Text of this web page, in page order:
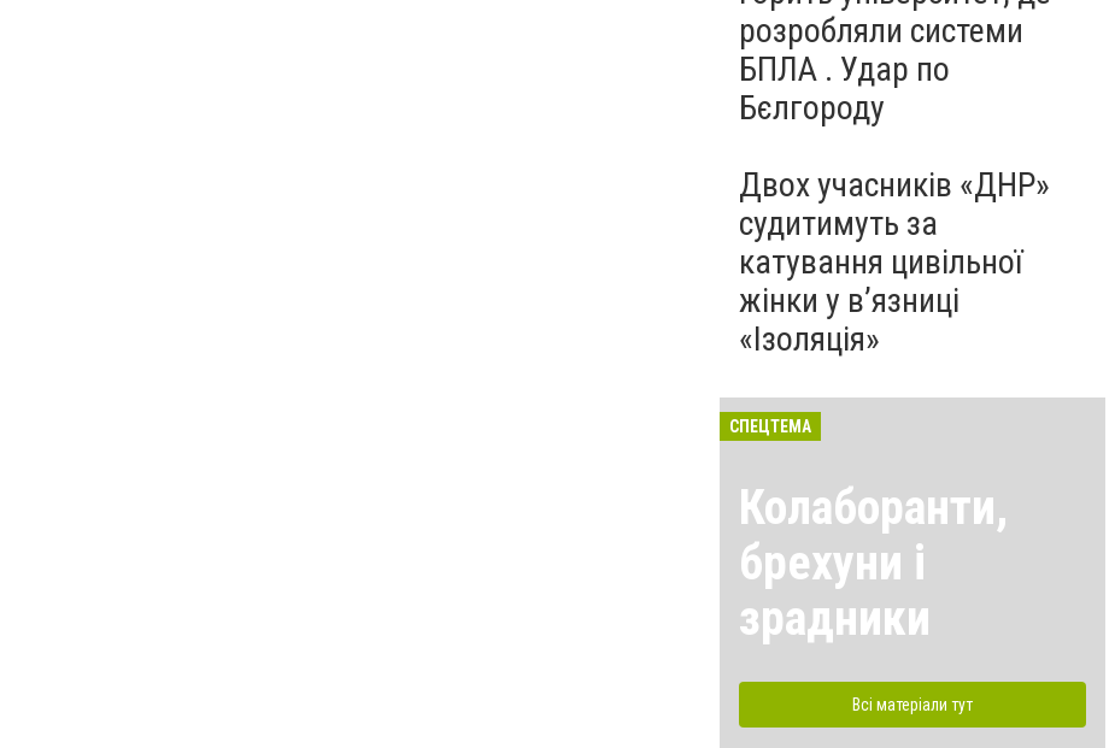
розробляли системи
БПЛА . Удар по
Бєлгороду
Двох учасників «ДНР»
судитимуть за
катування цивільної
жінки у в’язниці
«Ізоляція»
СПЕЦТЕМА
Колаборанти,
брехуни і
зрадники
Всі матеріали тут